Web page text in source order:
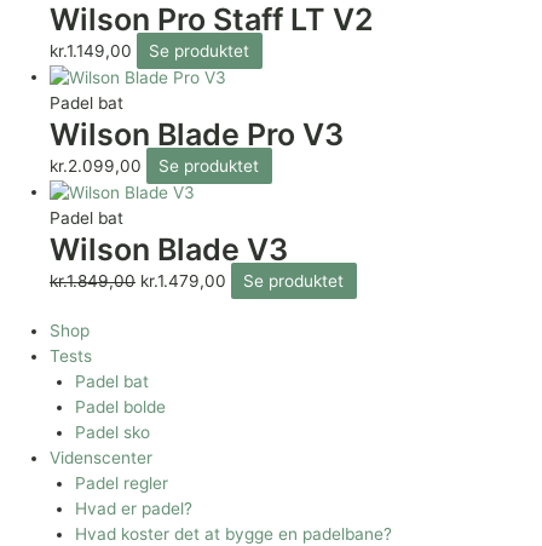
Wilson Pro Staff LT V2
kr.1.149,00 Se produktet
Padel bat
Wilson Blade Pro V3
kr.2.099,00 Se produktet
Padel bat
Wilson Blade V3
kr.1.849,00 kr.1.479,00 Se produktet
Shop
Tests
Padel bat
Padel bolde
Padel sko
Videnscenter
Padel regler
Hvad er padel?
Hvad koster det at bygge en padelbane?